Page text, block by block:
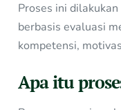
Proses ini
berbasis evaluasi
kompetensi,
Apa itu